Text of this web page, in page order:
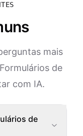
mais
de
com IA.
de